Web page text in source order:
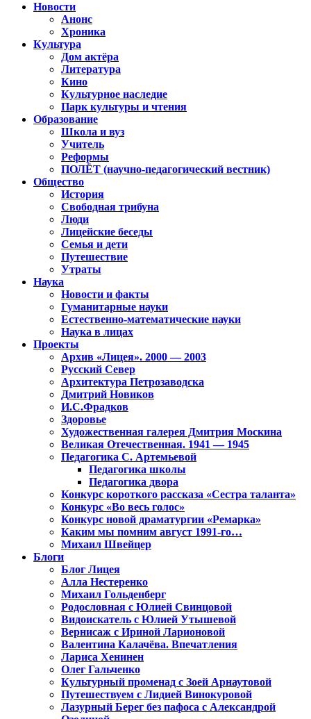
Новости
Анонс
Хроника
Культура
Дом актёра
Литература
Кино
Культурное наследие
Парк культуры и чтения
Образование
Школа и вуз
Учитель
Реформы
ПОЛЁТ (научно-педагогический вестник)
Общество
История
Свободная трибуна
Люди
Лицейские беседы
Семья и дети
Путешествие
Утраты
Наука
Новости и факты
Гуманитарные науки
Естественно-математические науки
Наука в лицах
Проекты
Архив «Лицея». 2000 — 2003
Русский Север
Архитектура Петрозаводска
Дмитрий Новиков
И.С.Фрадков
Здоровье
Художественная галерея Дмитрия Москина
Великая Отечественная. 1941 — 1945
Педагогика С. Артемьевой
Педагогика школы
Педагогика двора
Конкурс короткого рассказа «Сестра таланта»
Конкурс «Во весь голос»
Конкурс новой драматургии «Ремарка»
Каким мы помним август 1991-го…
Михаил Швейцер
Блоги
Блог Лицея
Алла Нестеренко
Михаил Гольденберг
Родословная с Юлией Свинцовой
Видоискатель с Юлией Утышевой
Вернисаж с Ириной Ларионовой
Валентина Калачёва. Впечатления
Лариса Хенинен
Олег Гальченко
Культурный променад с Зоей Арнаутовой
Путешествуем с Лидией Винокуровой
Лазурный Берег без пафоса с Александрой